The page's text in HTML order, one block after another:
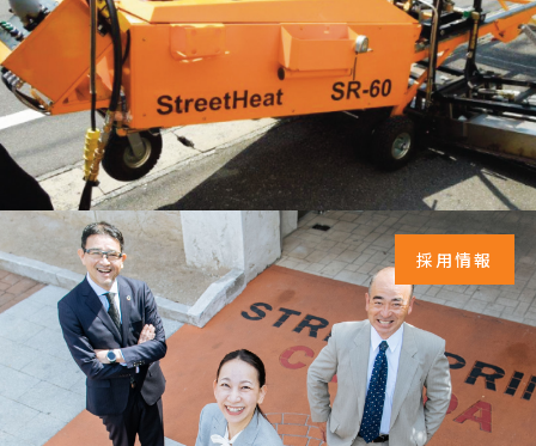
採用情報